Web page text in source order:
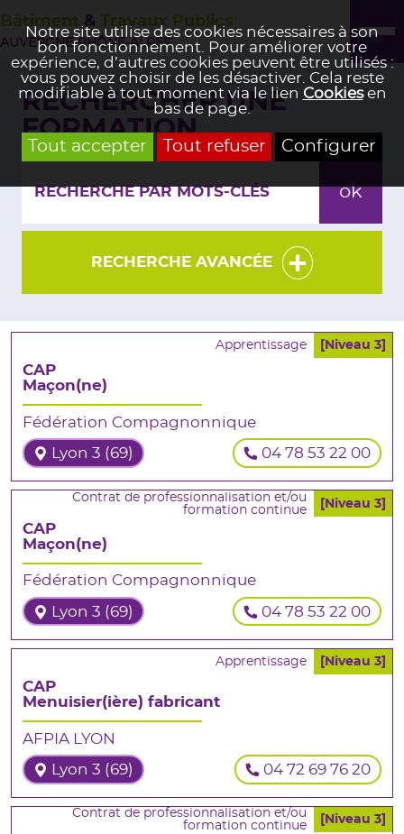
Notre site utilise des cookies nécessaires à son
bon fonctionnement. Pour améliorer votre
expérience, d’autres cookies peuvent être utilisés :
vous pouvez choisir de les désactiver. Cela reste
modifiable à tout moment via le lien Cookiesen
bas de page.
Tout accepter Tout refuser Configurer
Bâtiment & Travaux Publics
AUVERGNE-RHÔNE-ALPES
RECHERCHER UNE
FORMATION
RECHERCHE AVANCÉE
Apprentissage [Niveau 3]
CAP
Maçon(ne)
Fédération Compagnonnique
Lyon 3 (69) 04 78 53 22 00
Contrat de professionnalisation et/ou
formation continue
[Niveau 3]
CAP
Maçon(ne)
Fédération Compagnonnique
Lyon 3 (69) 04 78 53 22 00
Apprentissage [Niveau 3]
CAP
Menuisier(ière) fabricant
AFPIA LYON
Lyon 3 (69) 04 72 69 76 20
Contrat de professionnalisation et/ou
formation continue
[Niveau 3]